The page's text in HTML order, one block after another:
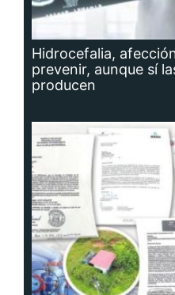
Hidrocefalia,
prevenir, aunque sí
producen